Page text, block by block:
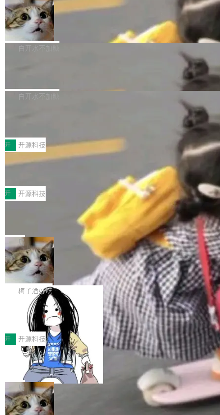
aDB 捕获 commit 之间的每一次操作，...
bet、微软以及 Meta 等传统科技巨头相比，Spa
ceXAI的资金消耗速度尤为引人瞩目。然而，支
撑庞大支出的资金来源却呈现出截然不同的面
貌。数据显示，微软和 Meta 主要依托充沛的经
1.2，驱动这个 agent 的新模型。一句话概括：
你可以用 curl -fsSL https://dev.meta.ai/install.
sh | bash 安装一个能在大项目里自动规划、写
代码、验证结果的 AI 终端工具。 据介绍，Muse
个主 agent 循环，外加一组后台 agent。这些后
美团开源 LoHoSearch，用知识图谱校
准 AI 能力认知
机器出题的前提，是让机器拥有全局视野。整个
构建流程可以分为四个环节：建图 → 控制难度
白开水不加糖
库，并将作为transport接入Mooncake TENT。
MPComm将作为一种传输引擎接入Mooncake T
ENT，实现零拷贝传输性能提升30%、非零拷贝
传输性能最高提升5倍。UCL-MPComm底层基
于自研UCL-Engine通信引擎，后续腾讯网平将
持续开源更多基于UCL-Engine的高性能通信组
件。 腾讯网平团队在UCL-MPComm中实现了一
个独立于业务线程的全局通信引擎（Engine），
白开水不加糖
型案例入选名单》，深信服“面向企业研发场景的
开源 AI 编程平台 CoStrict 应用”凭借卓越的技术
创新与落地成效成功入选。 全链路私有化部署，
助力企业AI研发安全落地 当前，越来越多企业已
经开始引入 AI Coding 工具，通过调用公有云模
型或企业内部部署模型提升研发效率。但随着 AI
Coding 从个人辅助工具逐步走向团队级、组织
级应用，企业在规模化落地过程中，对安全性、
可控性和代码质量提出了更高要求。 首先是数据
安全与合规要求。对于大多数普通研发场景，公
有云模型能够满足快速试用和效率提升的需求。
但对于金融、能源、医疗等对数据安全要求较...
开 开源科技
深信服AI算力网关入选工信部人工智能
前不久，工业和信息化部正式发布《2025年人工
智能应用典型案例名单》，集中展示人工智能在
各领域的应用成果，覆盖技术底座、行业赋能、
产品应用、支撑保障、专题等五大方向。深信服
AI算力网关（AI创新平台）成功入选！ 随着各行
各业的Agent走向规模化建设，算力构成形态逐
渐丰富，用户关注的重点也在发生变化：不只是
让AI用起来，还要进一步看清混合算力时代下，
Token花在哪里、算力是否被充分利用，以及持
续增长的AI成本该如何优化。 深信服AI算力网关
正是围绕这些实际问题，从Token治理和成本治
理两个方面，让用户的每一份算力都看得清、管
得住、用得稳、省得下、更安全！ 一、从现在开
始，Token使用一目...
开 开源科技
Jeff Dean 离开 Google：一个时代的结
束，一个实验室的开始
Google 员工编号 20。MapReduce 作者之一。
Bigtable 作者之一。TensorFlow 的作者之一。
Gemini 的架构师。Google 首席科学家。 Jeff D
ean 在 Google 工作了 27 年后，宣布离职。 他
不是一个人走。一同离开的还有 Sanjay Ghema
wat（Google 员工编号 23，Jeff Dean 二十多
年的编程搭档，MapReduce 和 Bigtable 的共同
作者）、Quoc Le（Google 大脑核心成员，Se
q2Seq 和 DocAI 的共同发明人）以及 Oriol Vin
yals（Gemini 联合负责人，AlphaSta...
局
🔥 SolonCode v2026.8.4 发布：界面
字体可调、22 种语言、记忆搜索增强
打开终端就能上岗的全中文编码智能体，这一轮
把「看得清、用母语、记得住」三件事一次补
齐。 SolonCode 是什么 SolonCode 是杭州无
耳科技研发的企业级终端编码智能体——一位全
中文驱动的数字员工，自主理解需求、规划步
骤、编写代码。不挑模型、不挑平台，curl 一行
装完即用。 开源地址：Gitee · GitCode · GitHu
b 安装 支持 Java 8+（8~26）、macOS / Linu
x / Windows / Harmony PC。 # macOS / Linu
x / Harmony PC curl -fsSL https://solon.noea
r.org/solon...
梅子酒好吃
让“代码语义理解”深度释放AI Coding
价值潜能：华为云码道（CodeArts）
代码仓技术解析
一、代码仓深度理解技术的作用与价值 在软件工
程实践中，代码仓是企业核心知识资产的主要载
体。企业级代码仓库通常包含数十万乃至数百万
个文件，其规模远超单次模型调用可承载的上下
文窗口。随着项目规模的持续扩张与代码历史的
不断累积，代码仓中的模块关系、接口契约、业
务逻辑等关键信息往往分散于数十乃至数百个文
件之中，形成高度复杂的知识关联网络。传统的
开 开源科技
一条“删库”命令跑 17 小时，算法工程
师删光 89TB 数据只为干私活
最高人民检察院8月4日公布了一起案件：北京一
名90后算法工程师王某，为了给自己接的私活腾
服务器空间，删光了公司AI游戏部门的全部核心
数据。 王某2024年1月入职东城区某科技公司AI
局
Cloudflare 分享推理优化实践：KV ca